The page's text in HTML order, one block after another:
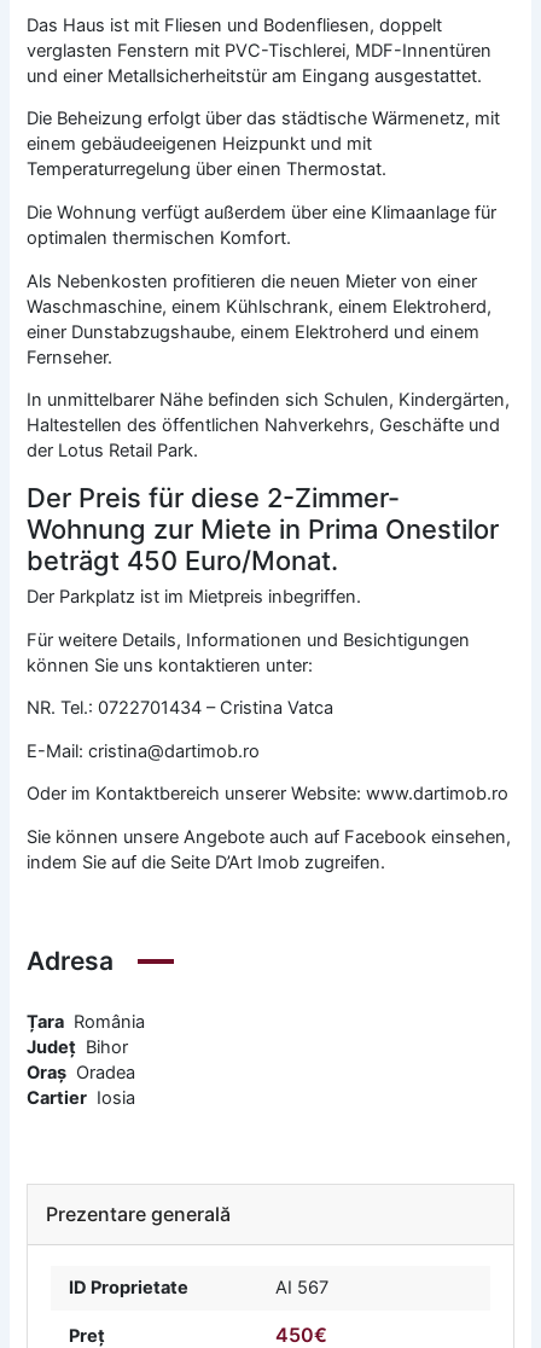
Das Haus ist mit Fliesen und Bodenfliesen, doppelt
verglasten Fenstern mit PVC-Tischlerei, MDF-Innentüren
und einer Metallsicherheitstür am Eingang ausgestattet.
Die Beheizung erfolgt über das städtische Wärmenetz, mit
einem gebäudeeigenen Heizpunkt und mit
Temperaturregelung über einen Thermostat.
Die Wohnung verfügt außerdem über eine Klimaanlage für
optimalen thermischen Komfort.
Als Nebenkosten profitieren die neuen Mieter von einer
Waschmaschine, einem Kühlschrank, einem Elektroherd,
einer Dunstabzugshaube, einem Elektroherd und einem
Fernseher.
In unmittelbarer Nähe befinden sich Schulen, Kindergärten,
Haltestellen des öffentlichen Nahverkehrs, Geschäfte und
der Lotus Retail Park.
Der Preis für diese 2-Zimmer-
Wohnung zur Miete in Prima Onestilor
beträgt 450 Euro/Monat.
Der Parkplatz ist im Mietpreis inbegriffen.
Für weitere Details, Informationen und Besichtigungen
können Sie uns kontaktieren unter:
NR. Tel.: 0722701434 – Cristina Vatca
E-Mail: cristina@dartimob.ro
Oder im Kontaktbereich unserer Website: www.dartimob.ro
Sie können unsere Angebote auch auf Facebook einsehen,
indem Sie auf die Seite D’Art Imob zugreifen.
Adresa
Țara România
Județ Bihor
Oraș Oradea
Cartier Iosia
Prezentare generală
ID Proprietate AI 567
Preț 450€